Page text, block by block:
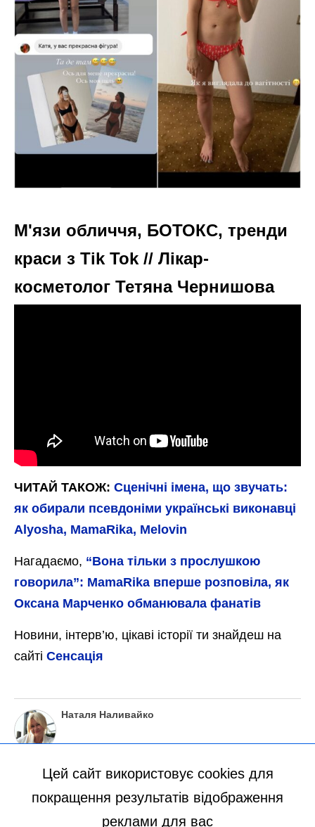
М'язи обличчя, БОТОКС, тренди
краси з Tik Tok // Лікар-
косметолог Тетяна Чернишова
ЧИТАЙ ТАКОЖ: Сценічні імена, що звучать:
як обирали псевдоніми українські виконавці
Alyosha, MamaRika, Melovin
Нагадаємо, “Вона тільки з прослушкою
говорила”: MamaRika вперше розповіла, як
Оксана Марченко обманювала фанатів
Новини, інтерв’ю, цікаві історії ти знайдеш на
сайті Сенсація
Наталя Наливайко
Цей сайт використовує cookies для
покращення результатів відображення
реклами для вас